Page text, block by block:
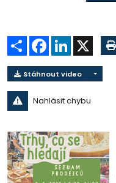
Sdílet Facebook
LinkedIn
Stáhnout video
Nahlásit chybu